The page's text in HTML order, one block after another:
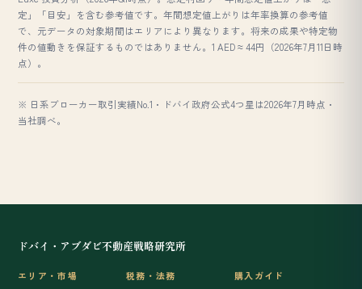
定」「目安」を含む参考値です。年間想定値上がりは年率換算の参考値
で、元データの対象期間はエリアにより異なります。将来の成果や特定物
件の値動きを保証するものではありません。1 AED ≈ 44円（2026年7月11日時
点）。
※ 日系ブローカー取引実績No.1・ドバイ政府公式4つ星は2026年7月時点・
当社調べ。
ドバイ・アブダビ不動産戦略研究所
エリア・市場 税務・法務 購入ガイド